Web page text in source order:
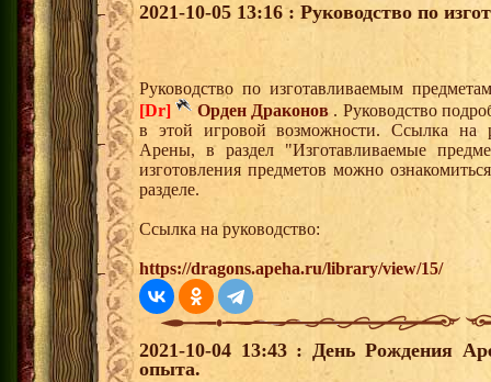
2021-10-05 13:16 : Руководство по
Руководство по изготавливаемым
[Dr]
Орден Драконов . Руководство
в этой игровой возможности. Ссылка на
Арены, в раздел "Изготавливаемые
изготовления предметов можно
разделе.
Ссылка на руководство:
https://dragons.apeha.ru/library/view/15/
2021-10-04 13:43 : День Рождения
опыта.